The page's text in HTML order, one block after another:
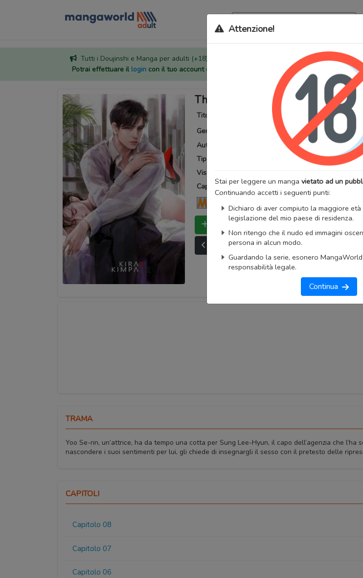
Tutti i Doujinshi e Manga per adulti (+18) sono stati trasferiti sul nostro nuovo sito (
Potrai effettuare il logincon il tuo account di MangaWorld tutti i dati sono condivisi
Attenzione!
Stai per leggere un manga vietato ad un
Continuando accetti i seguenti punti:
Dichiaro di aver compiuto la maggiore
legislazione del mio paese di residenza.
Non ritengo che il nudo ed immagini
persona in alcun modo.
Guardando la serie, esonero
responsabilità legale.
Continua
The Way to Confess
Titoli alternativi:
고백법, Say You Love Me (Kira)
Generi:
Smut
Autore: Artista:
Tipo:
Stato:
Visualizzazioni:
Capitoli totali: 8 Fansub:
Bookmark Lista capitoli
Ultimo capitolo
Primo capitolo
TRAMA
Yoo Se-rin, un’attrice, ha da tempo una cotta per Sung Lee-Hyun, il capo dell’agenzia che l’ha
nascondere i suoi sentimenti per lui, gli chiede di insegnargli il sesso con il pretesto delle
CAPITOLI
Capitolo 08
Capitolo 07
Capitolo 06